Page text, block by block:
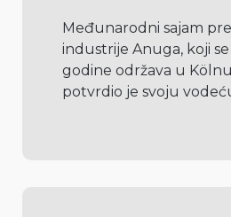
Međunarodni sajam
industrije Anuga, koji
godine održava u
potvrdio je svoju